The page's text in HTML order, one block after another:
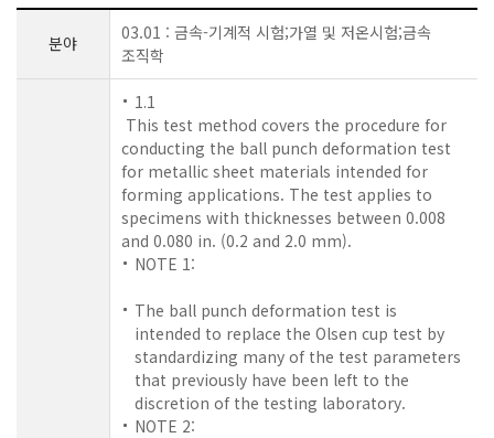
분야
03.01 : 금속-기계적 시험;가열 및 저온시험;금속
조직학
1.1
This test method covers the procedure for
conducting the ball punch deformation test
for metallic sheet materials intended for
forming applications. The test applies to
specimens with thicknesses between 0.008
and 0.080 in. (0.2 and 2.0 mm).
NOTE 1:
The ball punch deformation test is
intended to replace the Olsen cup test by
standardizing many of the test parameters
that previously have been left to the
discretion of the testing laboratory.
NOTE 2: